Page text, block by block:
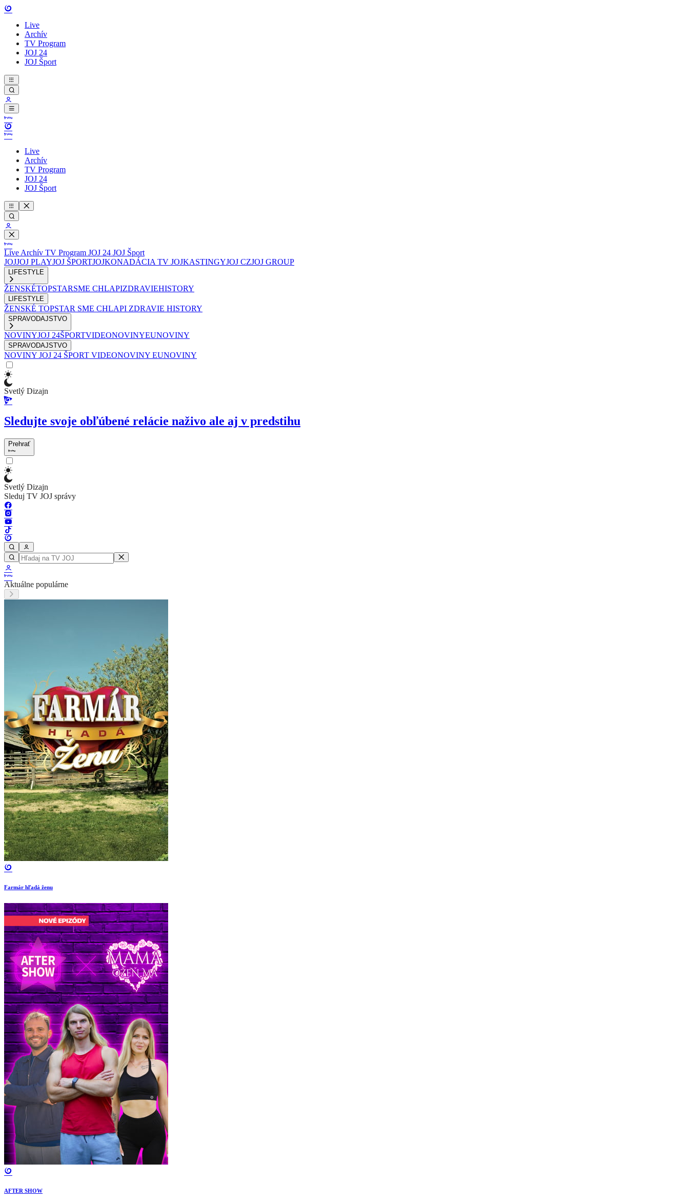
Live
Archív
TV Program
JOJ 24
JOJ Šport
Live
Archív
TV Program
JOJ 24
JOJ Šport
Live Archív TV Program JOJ 24 JOJ Šport
JOJJOJ PLAYJOJ ŠPORTJOJKONADÁCIA TV JOJKASTINGYJOJ CZJOJ GROUP
LIFESTYLE
ŽENSKÉTOPSTARSME CHLAPIZDRAVIEHISTORY
LIFESTYLE
ŽENSKÉ TOPSTAR SME CHLAPI ZDRAVIE HISTORY
SPRAVODAJSTVO
NOVINYJOJ 24ŠPORTVIDEONOVINYEUNOVINY
SPRAVODAJSTVO
NOVINY JOJ 24 ŠPORT VIDEONOVINY EUNOVINY
Svetlý Dizajn
Sledujte svoje obľúbené relácie naživo ale aj v predstihu
Prehrať
Svetlý Dizajn
Sleduj TV JOJ správy
Aktuálne populárne
Farmár hľadá ženu
AFTER SHOW